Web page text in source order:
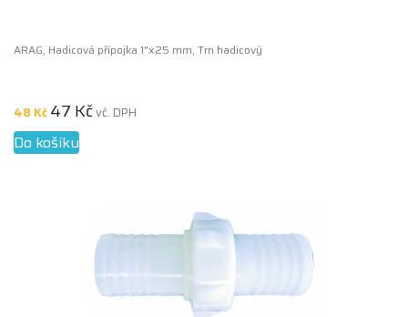
ARAG, Hadicová přípojka 1"x25 mm, Trn hadicový
48 Kč47 Kčvč. DPH
Do košíku